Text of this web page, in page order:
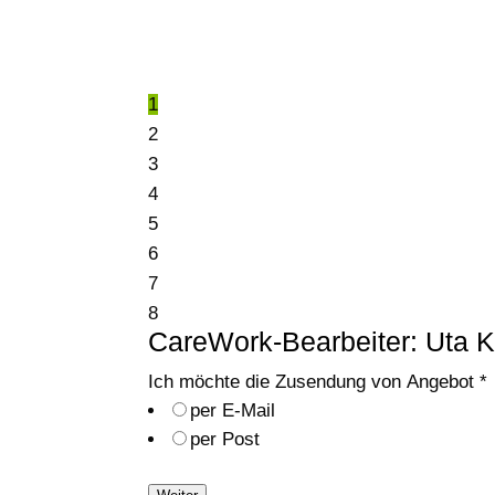
1
2
3
4
5
6
7
8
CareWork-Bearbeiter: Uta
Ich möchte die Zusendung von Angebot*
per E-Mail
per Post